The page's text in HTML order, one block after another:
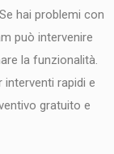
hai problemi con
può intervenire
la funzionalità.
rapidi e
gratuito e